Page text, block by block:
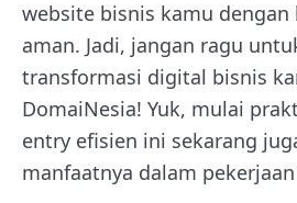
website bisnis kamu dengan
aman. Jadi, jangan ragu
transformasi digital bisnis
DomaiNesia! Yuk, mulai
entry efisien ini sekarang
manfaatnya dalam